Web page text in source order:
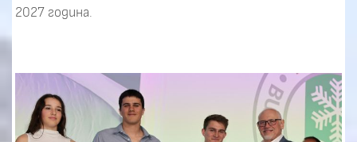
2027 година.